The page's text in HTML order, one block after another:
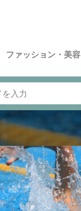
ファッション・美容